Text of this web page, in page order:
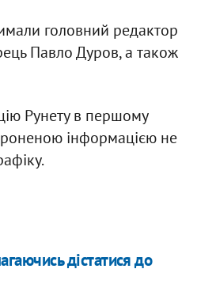
головний редактор
Павло Дуров, а також
Рунету в першому
інформацією не
дістатися до